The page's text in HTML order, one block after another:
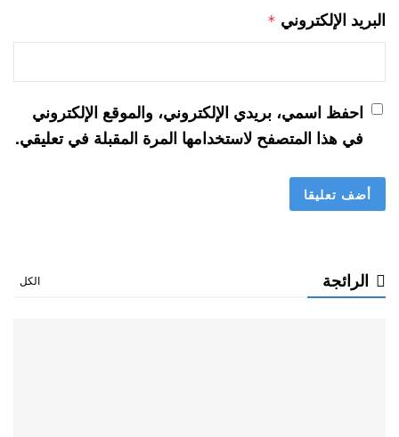
البريد الإلكتروني *
احفظ اسمي، بريدي الإلكتروني، والموقع الإلكتروني
في هذا المتصفح لاستخدامها المرة المقبلة في تعليقي.
الرائجة الكل